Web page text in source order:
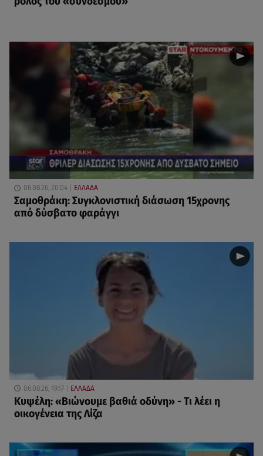
06.08.26, 20:04 ΕΛΛΑΔΑ
Σαμοθράκη: Συγκλονιστική διάσωση 15χρονης
από δύσβατο φαράγγι
06.08.26, 19:17 ΕΛΛΑΔΑ
Κυψέλη: «Βιώνουμε βαθιά οδύνη» - Τι λέει η
οικογένεια της Λίζα